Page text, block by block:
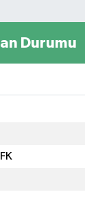
Durumu